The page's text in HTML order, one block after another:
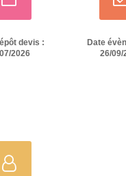
devis :
2026
Date
26/09/